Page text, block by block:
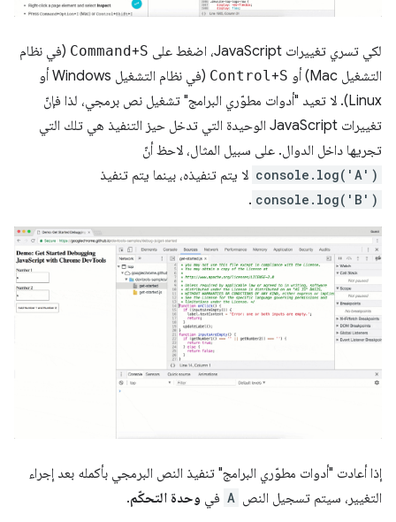
لكي تسري تغييرات JavaScript، اضغط على Command+S
(في نظام
التشغيل Mac) أو
Control+S
(في نظام التشغيل Windows أو
Linux). لا تعيد "أدوات مطوّري البرامج" تشغيل نص برمجي، لذا فإنّ
تغييرات JavaScript الوحيدة التي تدخل حيز التنفيذ هي تلك التي
تجريها داخل الدوال. على سبيل المثال، لاحظ أنّ
console.log('A') لا يتم تنفيذه، بينما يتم تنفيذ
console.log('B')
.
إذا أعادت "أدوات مطوّري البرامج" تنفيذ النص البرمجي بأكمله بعد إجراء
التغيير، سيتم تسجيل النص A في وحدة التحكّم.